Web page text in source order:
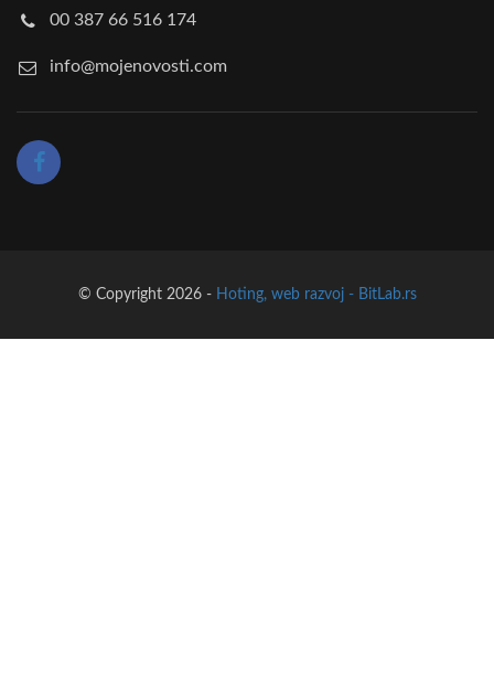
00 387 66 516 174
info@mojenovosti.com
© Copyright 2026 - Hoting, web razvoj - BitLab.rs